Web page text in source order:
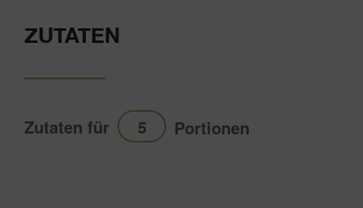
ZUTATEN
Zutaten für Portionen